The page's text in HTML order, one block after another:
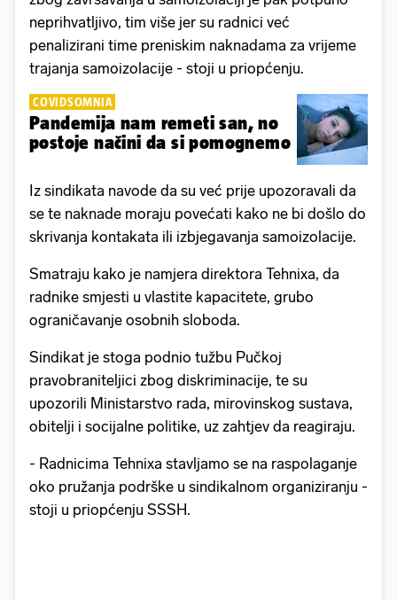
neprihvatljivo, tim više jer su radnici već
penalizirani time preniskim naknadama za vrijeme
trajanja samoizolacije - stoji u priopćenju.
COVIDSOMNIA
Pandemija nam remeti san, no
postoje načini da si pomognemo
Iz sindikata navode da su već prije upozoravali da
se te naknade moraju povećati kako ne bi došlo do
skrivanja kontakata ili izbjegavanja samoizolacije.
Smatraju kako je namjera direktora Tehnixa, da
radnike smjesti u vlastite kapacitete, grubo
ograničavanje osobnih sloboda.
Sindikat je stoga podnio tužbu Pučkoj
pravobraniteljici zbog diskriminacije, te su
upozorili Ministarstvo rada, mirovinskog sustava,
obitelji i socijalne politike, uz zahtjev da reagiraju.
- Radnicima Tehnixa stavljamo se na raspolaganje
oko pružanja podrške u sindikalnom organiziranju -
stoji u priopćenju SSSH.